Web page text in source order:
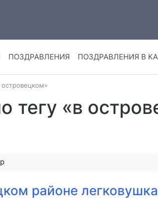
ПОЗДРАВЛЕНИЯ ПОЗДРАВЛЕНИЯ В
тегу «в
районе